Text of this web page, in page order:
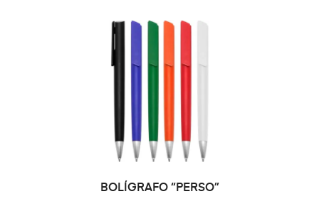
OPCIONES
BOLÍGRAFO “PERSO”